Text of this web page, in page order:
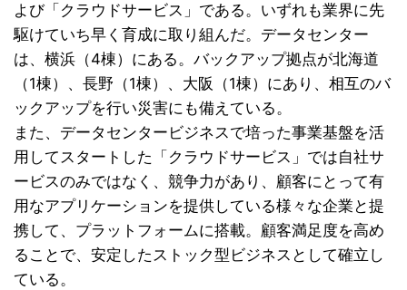
よび「クラウドサービス」である。いずれも業界に先
駆けていち早く育成に取り組んだ。データセンター
は、横浜（4棟）にある。バックアップ拠点が北海道
（1棟）、長野（1棟）、大阪（1棟）にあり、相互のバ
ックアップを行い災害にも備えている。
また、データセンタービジネスで培った事業基盤を活
用してスタートした「クラウドサービス」では自社サ
ービスのみではなく、競争力があり、顧客にとって有
用なアプリケーションを提供している様々な企業と提
携して、プラットフォームに搭載。顧客満足度を高め
ることで、安定したストック型ビジネスとして確立し
ている。